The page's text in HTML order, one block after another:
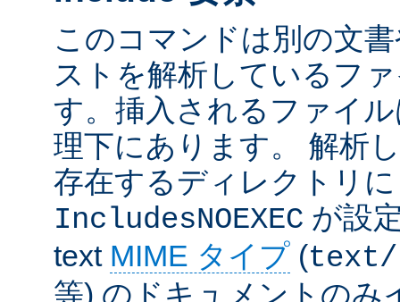
このコマンドは別の文
ストを解析しているフ
す。挿入されるファイ
理下にあります。 解析
存在するディレクトリ
IncludesNOEXEC が設
text MIME タイプ (
等) のドキュメントのみ